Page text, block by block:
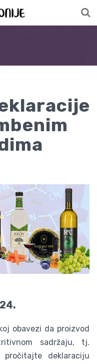
obavezi da proizvod
sadržaju, tj.
pročitajte deklaraciju